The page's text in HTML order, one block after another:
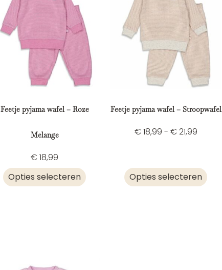
Feetje pyjama wafel – Roze
Melange
€18,99
Opties selecteren
Feetje pyjama wafel – Stroopwafel
€18,99 - €21,99
Opties selecteren